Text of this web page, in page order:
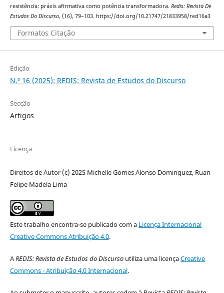
resistência: práxis afirmativa como potência transformadora. Redis: Revista De
Estudos Do Discurso, (16), 79–103. https://doi.org/10.21747/21833958/red16a3
Formatos Citação
Edição
N.º 16 (2025): REDIS: Revista de Estudos do Discurso
Secção
Artigos
Licença
Direitos de Autor (c) 2025 Michelle Gomes Alonso Dominguez, Ruan
Felipe Madela Lima
Este trabalho encontra-se publicado com a Licença Internacional
Creative Commons Atribuição 4.0.
AREDIS: Revista de Estudos do Discursoutiliza uma licençaCreative
Commons - Atribuição 4.0 Internacional.